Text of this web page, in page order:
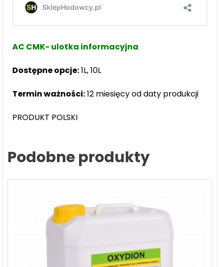
AC CMK- ulotka informacyjna
Dostępne opcje:1L, 10L
Termin ważności:12 miesięcy od daty produkcji
PRODUKT POLSKI
Podobne produkty